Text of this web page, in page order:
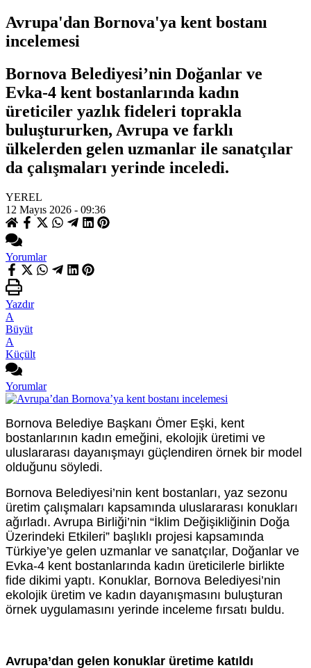
Avrupa'dan Bornova'ya kent bostanı
incelemesi
Bornova Belediyesi’nin Doğanlar ve
Evka-4 kent bostanlarında kadın
üreticiler yazlık fideleri toprakla
buluştururken, Avrupa ve farklı
ülkelerden gelen uzmanlar ile sanatçılar
da çalışmaları yerinde inceledi.
YEREL
12 Mayıs 2026 - 09:36
Yorumlar
Yazdır
A
Büyüt
A
Küçült
Yorumlar
Bornova Belediye Başkanı Ömer Eşki, kent
bostanlarının kadın emeğini, ekolojik üretimi ve
uluslararası dayanışmayı güçlendiren örnek bir model
olduğunu söyledi.
Bornova Belediyesi’nin kent bostanları, yaz sezonu
üretim çalışmaları kapsamında uluslararası konukları
ağırladı. Avrupa Birliği’nin “İklim Değişikliğinin Doğa
Üzerindeki Etkileri” başlıklı projesi kapsamında
Türkiye’ye gelen uzmanlar ve sanatçılar, Doğanlar ve
Evka-4 kent bostanlarında kadın üreticilerle birlikte
fide dikimi yaptı. Konuklar, Bornova Belediyesi’nin
ekolojik üretim ve kadın dayanışmasını buluşturan
örnek uygulamasını yerinde inceleme fırsatı buldu.
Avrupa’dan gelen konuklar üretime katıldı